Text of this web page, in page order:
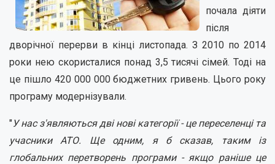
почала діяти
після
дворічної перерви в кінці листопада. З 2010 по 2014
роки нею скористалися понад 3,5 тисячі сімей. Тоді на
це пішло 420 000 000 бюджетних гривень. Цього року
програму модернізували.
"У нас з'являються дві нові категорії - це переселенці та
учасники АТО. Ще одним, я б сказав, таким із
глобальних перетворень програми - якщо раніше це